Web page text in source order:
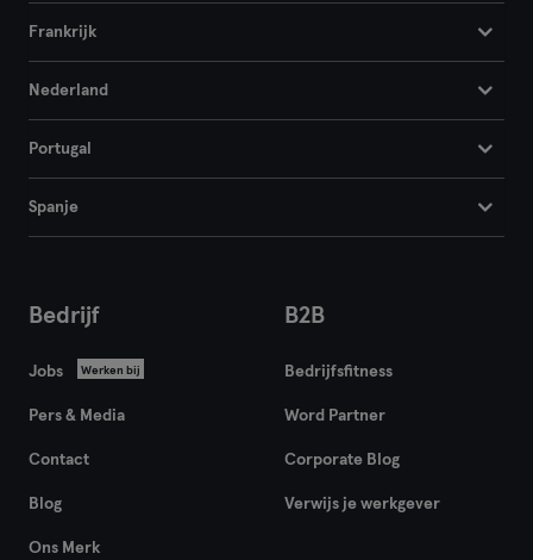
Frankrijk
Nederland
Portugal
Spanje
Bedrijf
Jobs Werken bij
Pers & Media
Contact
Blog
Ons Merk
B2B
Bedrijfsfitness
Word Partner
Corporate Blog
Verwijs je werkgever